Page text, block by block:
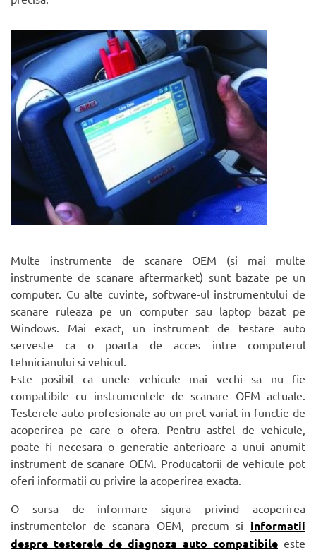
Multe instrumente de scanare OEM (si mai multe
instrumente de scanare aftermarket) sunt bazate pe un
computer. Cu alte cuvinte, software-ul instrumentului de
scanare ruleaza pe un computer sau laptop bazat pe
Windows. Mai exact, un instrument de testare auto
serveste ca o poarta de acces intre computerul
tehnicianului si vehicul.
Este posibil ca unele vehicule mai vechi sa nu fie
compatibile cu instrumentele de scanare OEM actuale.
Testerele auto profesionale au un pret variat in functie de
acoperirea pe care o ofera. Pentru astfel de vehicule,
poate fi necesara o generatie anterioare a unui anumit
instrument de scanare OEM. Producatorii de vehicule pot
oferi informatii cu privire la acoperirea exacta.
O sursa de informare sigura privind acoperirea
instrumentelor de scanara OEM, precum si informatii
despre testerele de diagnoza auto compatibile este